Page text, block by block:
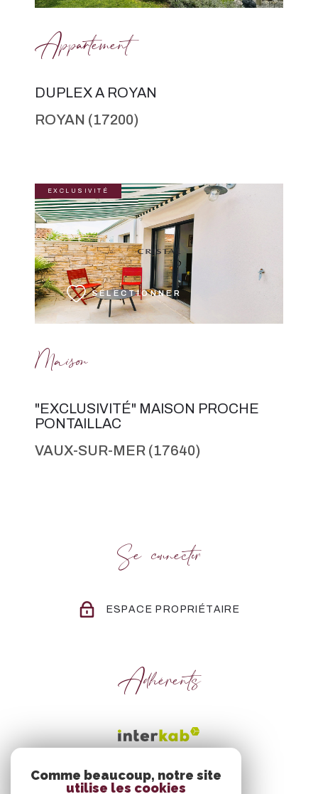
Appartement
DUPLEX A ROYAN
ROYAN (17200)
Maison
"EXCLUSIVITÉ" MAISON PROCHE
PONTAILLAC
VAUX-SUR-MER (17640)
EXCLUSIVITÉ
SÉLECTIONNER
VOIR LE BIEN
Se connecter
ESPACE PROPRIÉTAIRE
Adhérents
Comme beaucoup, notre site
utilise les cookies